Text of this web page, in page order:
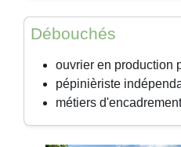
Débouchés
ouvrier en production
pépinièriste
métiers